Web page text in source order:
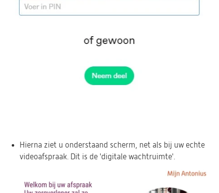
Hierna ziet u onderstaand scherm, net als bij uw echte
videoafspraak. Dit is de 'digitale wachtruimte'.